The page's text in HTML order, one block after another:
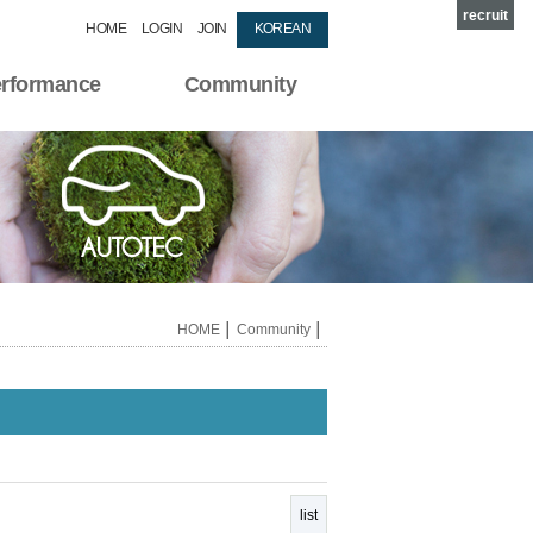
HOME LOGIN JOIN KOREAN
Community
HOME Community
recruit
list